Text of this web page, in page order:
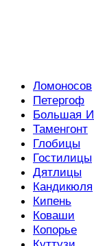
Ломоносов
Петергоф
Большая
Таменгонт
Глобицы
Гостилицы
Дятлицы
Кандикюля
Кипень
Коваши
Копорье